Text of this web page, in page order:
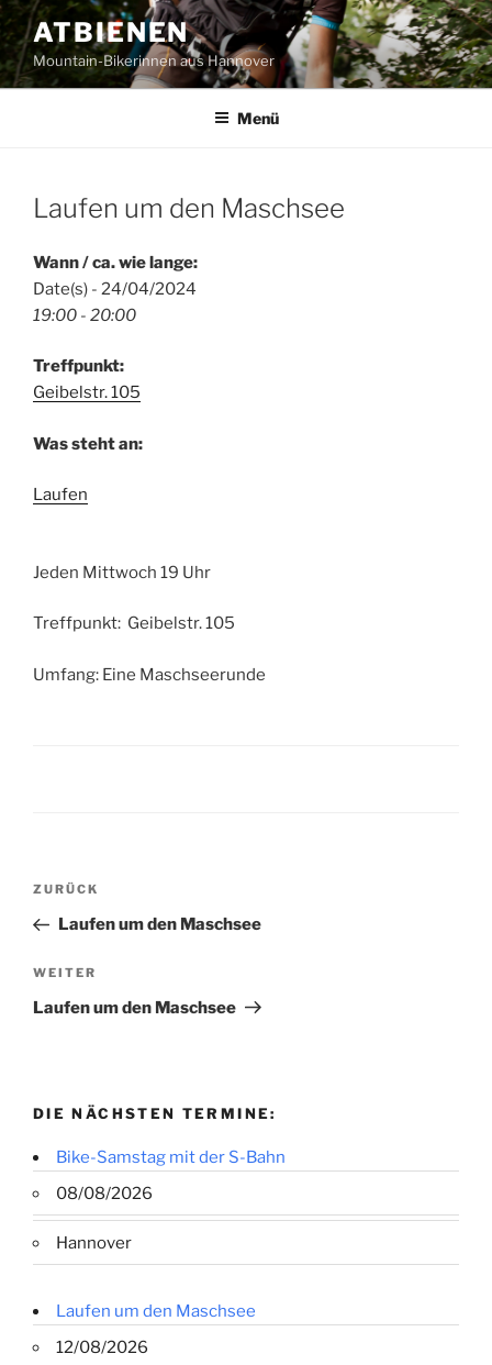
Zum
Inhalt
springen
ATBIENEN
Mountain-Bikerinnen aus Hannover
Menü
Laufen um den Maschsee
Wann / ca. wie lange:
Date(s) - 24/04/2024
19:00 - 20:00
Treffpunkt:
Geibelstr. 105
Was steht an:
Laufen
Jeden Mittwoch 19 Uhr
Treffpunkt: Geibelstr. 105
Umfang: Eine Maschseerunde
Beitragsnavigation
Vorheriger
Beitrag
ZURÜCK
Laufen um den Maschsee
Nächster
Beitrag
WEITER
Laufen um den Maschsee
DIE NÄCHSTEN TERMINE:
Bike-Samstag mit der S-Bahn
08/08/2026
Hannover
Laufen um den Maschsee
12/08/2026